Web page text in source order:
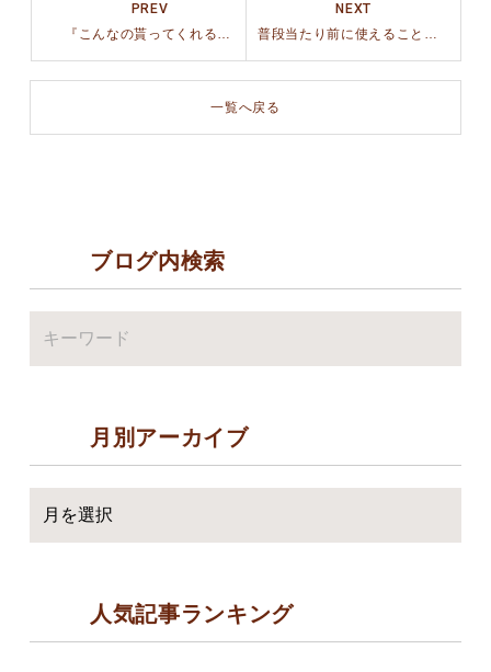
NEXT
普段当たり前に使えることに感謝
PREV
『こんなの貰ってくれる人なんていないですよね？』
一覧へ戻る
ブログ内検索
月別アーカイブ
人気記事ランキング